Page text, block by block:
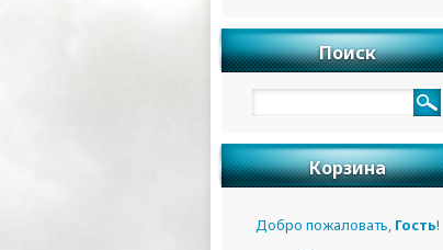
Поиск
Корзина
Добро пожаловать, Гость!